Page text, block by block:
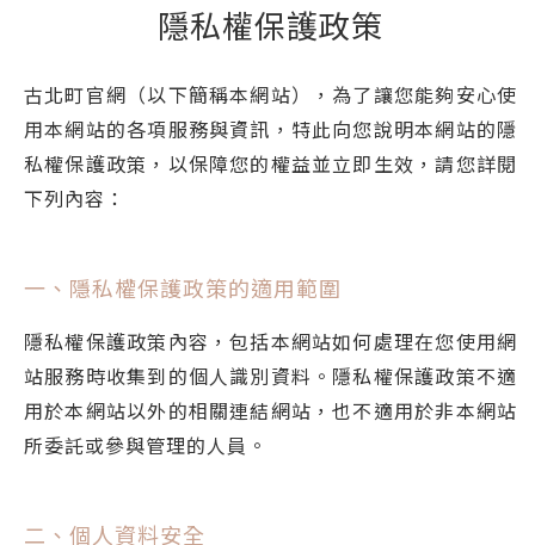
隱私權保護政策
古北町官網（以下簡稱本網站），為了讓您能夠安心使
用本網站的各項服務與資訊，特此向您說明本網站的隱
私權保護政策，以保障您的權益並立即生效，請您詳閱
下列內容：
一、隱私權保護政策的適用範圍
隱私權保護政策內容，包括本網站如何處理在您使用網
站服務時收集到的個人識別資料。隱私權保護政策不適
用於本網站以外的相關連結網站，也不適用於非本網站
所委託或參與管理的人員。
二、個人資料安全